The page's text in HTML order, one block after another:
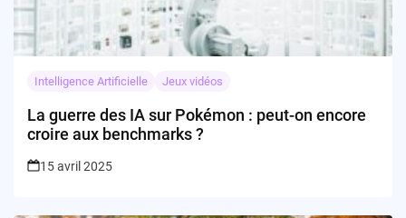
Intelligence Artificielle Jeux vidéos
La guerre des IA sur Pokémon : peut-on encore
croire aux benchmarks ?
15 avril 2025